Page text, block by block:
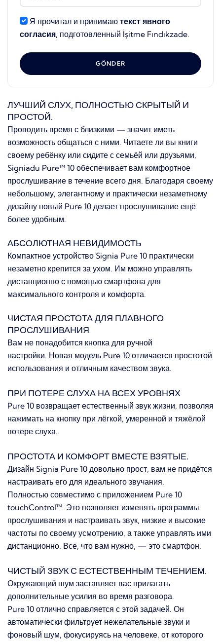
Я прочитал и принимаю текст явного
согласия, подготовленный İşitme Fındıkzade.
GÖNDER
ЛУЧШИЙ СЛУХ, ПОЛНОСТЬЮ СКРЫТЫЙ И
ПРОСТОЙ.
Проводить время с близкими — значит иметь
возможность общаться с ними. Читаете ли вы книги
своему ребёнку или сидите с семьёй или друзьями,
Signiadu Pure™ 10 обеспечивает вам комфортное
прослушивание в течение всего дня. Благодаря своему
небольшому, элегантному и практически незаметному
дизайну новый Pure 10 делает прослушивание ещё
более удобным.
АБСОЛЮТНАЯ НЕВИДИМОСТЬ
Компактное устройство Signia Pure 10 практически
незаметно крепится за ухом. Им можно управлять
дистанционно с помощью смартфона для
максимального контроля и комфорта.
ЧИСТАЯ ПРОСТОТА ДЛЯ ПЛАВНОГО
ПРОСЛУШИВАНИЯ
Вам не понадобится кнопка для ручной
настройки. Новая модель Pure 10 отличается простотой
использования и отличным качеством звука.
ПРИ ПОТЕРЕ СЛУХА НА ВСЕХ УРОВНЯХ
Pure 10 возвращает естественный звук жизни, позволяя
нажимать на кнопку при лёгкой, умеренной и тяжёлой
потере слуха.
ПРОСТОТА И КОМФОРТ ВМЕСТЕ ВЗЯТЫЕ.
Дизайн Signia Pure 10 довольно прост, вам не придётся
настраивать его для идеального звучания.
Полностью совместимо с приложением Pure 10
touchControl™. Это позволяет изменять программы
прослушивания и настраивать звук, низкие и высокие
частоты по своему усмотрению, а также управлять ими
дистанционно. Все, что вам нужно, — это смартфон.
ЧИСТЫЙ ЗВУК С ЕСТЕСТВЕННЫМ ТЕЧЕНИЕМ.
Окружающий шум заставляет вас прилагать
дополнительные усилия во время разговора.
Pure 10 отлично справляется с этой задачей. Он
автоматически фильтрует нежелательные звуки и
фоновый шум, фокусируясь на человеке, от которого